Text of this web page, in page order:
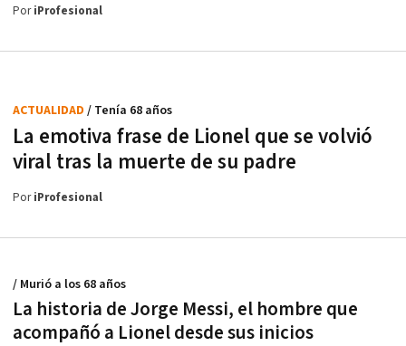
PoriProfesional
La emotiva frase de Lionel que se volvió
viral tras la muerte de su padre
ACTUALIDAD / Tenía 68 años
PoriProfesional
La historia de Jorge Messi, el hombre que
acompañó a Lionel desde sus inicios
/ Murió a los 68 años